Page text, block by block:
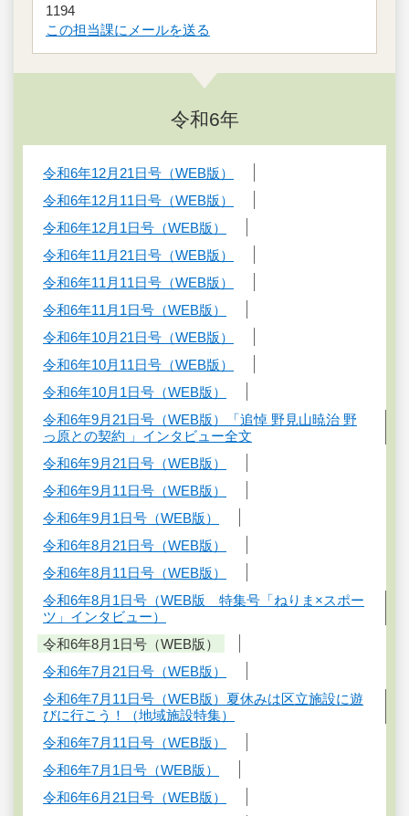
1194
この担当課にメールを送る
令和6年
令和6年12月21日号（WEB版）
令和6年12月11日号（WEB版）
令和6年12月1日号（WEB版）
令和6年11月21日号（WEB版）
令和6年11月11日号（WEB版）
令和6年11月1日号（WEB版）
令和6年10月21日号（WEB版）
令和6年10月11日号（WEB版）
令和6年10月1日号（WEB版）
令和6年9月21日号（WEB版）「追悼 野見山暁治 野
っ原との契約 」インタビュー全文
令和6年9月21日号（WEB版）
令和6年9月11日号（WEB版）
令和6年9月1日号（WEB版）
令和6年8月21日号（WEB版）
令和6年8月11日号（WEB版）
令和6年8月1日号（WEB版 特集号「ねりま×スポー
ツ」インタビュー）
令和6年8月1日号（WEB版）
令和6年7月21日号（WEB版）
令和6年7月11日号（WEB版）夏休みは区立施設に遊
びに行こう！（地域施設特集）
令和6年7月11日号（WEB版）
令和6年7月1日号（WEB版）
令和6年6月21日号（WEB版）